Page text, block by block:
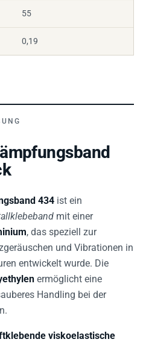
55
0,19
434 ist ein
mit einer
, das speziell zur
und Vibrationen in
entwickelt wurde. Die
ermöglicht eine
Handling bei der
viskoelastische